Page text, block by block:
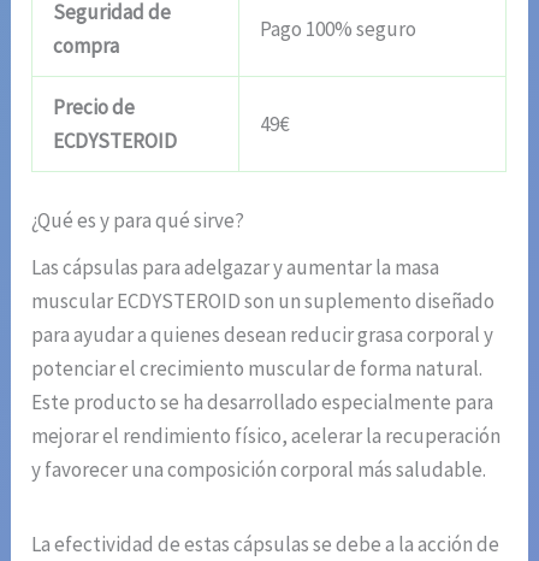
Seguridad de
compra
Pago 100% seguro
Precio de
ECDYSTEROID
49€
¿Qué es y para qué sirve?
Las cápsulas para adelgazar y aumentar la masa
muscular ECDYSTEROID son un suplemento diseñado
para ayudar a quienes desean reducir grasa corporal y
potenciar el crecimiento muscular de forma natural.
Este producto se ha desarrollado especialmente para
mejorar el rendimiento físico, acelerar la recuperación
y favorecer una composición corporal más saludable.
La efectividad de estas cápsulas se debe a la acción de